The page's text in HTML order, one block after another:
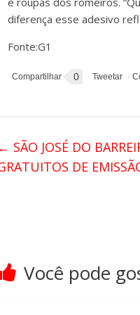
diferença esse adesivo
Fonte:G1
0
← SÃO JOSÉ DO
DE
Você pode